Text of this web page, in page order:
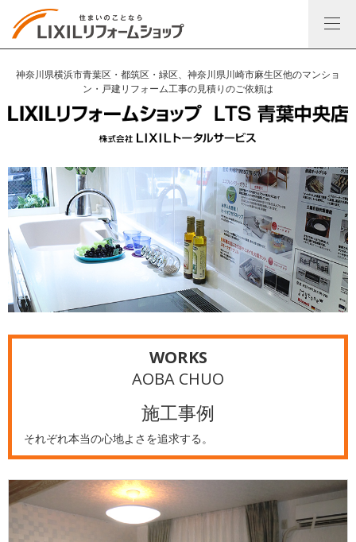
神奈川県横浜市青葉区・都筑区・緑区、神奈川県川崎市麻生区他のマンショ
ン・戸建リフォーム工事の見積りのご依頼は
WORKS
AOBA CHUO
施工事例
それぞれ本当の心地よさを追求する。